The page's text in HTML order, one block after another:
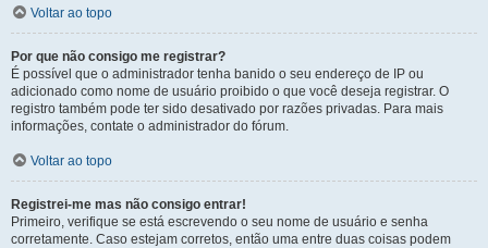
Voltar ao topo
Por que não consigo me registrar?
É possível que o administrador tenha banido o seu endereço de IP ou
adicionado como nome de usuário proibido o que você deseja registrar. O
registro também pode ter sido desativado por razões privadas. Para mais
informações, contate o administrador do fórum.
Voltar ao topo
Registrei-me mas não consigo entrar!
Primeiro, verifique se está escrevendo o seu nome de usuário e senha
corretamente. Caso estejam corretos, então uma entre duas coisas podem